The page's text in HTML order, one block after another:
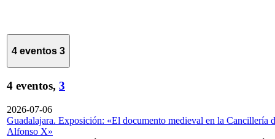
4 eventos 3
4 eventos, 3
2026-07-06
Guadalajara. Exposición: «El documento medieval en la Cancillería
Alfonso X»